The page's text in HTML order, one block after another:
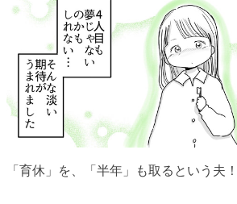
「育休」を、「半年」も取るという夫！